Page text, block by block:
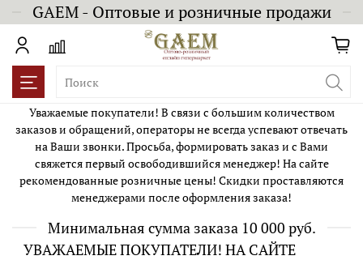
GAEM - Оптовые и розничные продажи
Уважаемые покупатели! В связи с большим количеством
заказов и обращений, операторы не всегда успевают отвечать
на Ваши звонки. Просьба, формировать заказ и с Вами
свяжется первый освободившийся менеджер! На сайте
рекомендованные розничные цены! Скидки проставляются
менеджерами после оформления заказа!
Минимальная сумма заказа 10 000 руб.
УВАЖАЕМЫЕ ПОКУПАТЕЛИ! НА САЙТЕ